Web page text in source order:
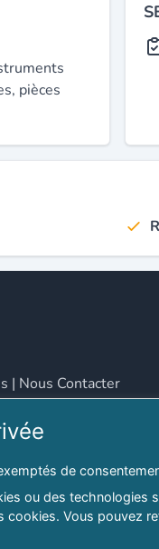
pièces
| Nous Contacter
de
ou des
cookies. Vous pouvez